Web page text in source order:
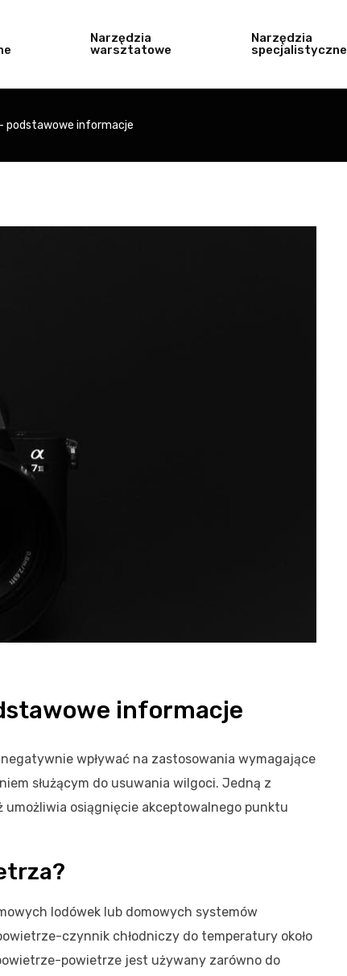
Narzędzia
warsztatowe
Narzędzia
specjalistyczne
podstawowe informacje
informacje
wpływać na zastosowania wymagające
służącym do usuwania wilgoci. Jedną z
osiągnięcie akceptowalnego punktu
lodówek lub domowych systemów
czynnik chłodniczy do temperatury około
powietrze jest używany zarówno do